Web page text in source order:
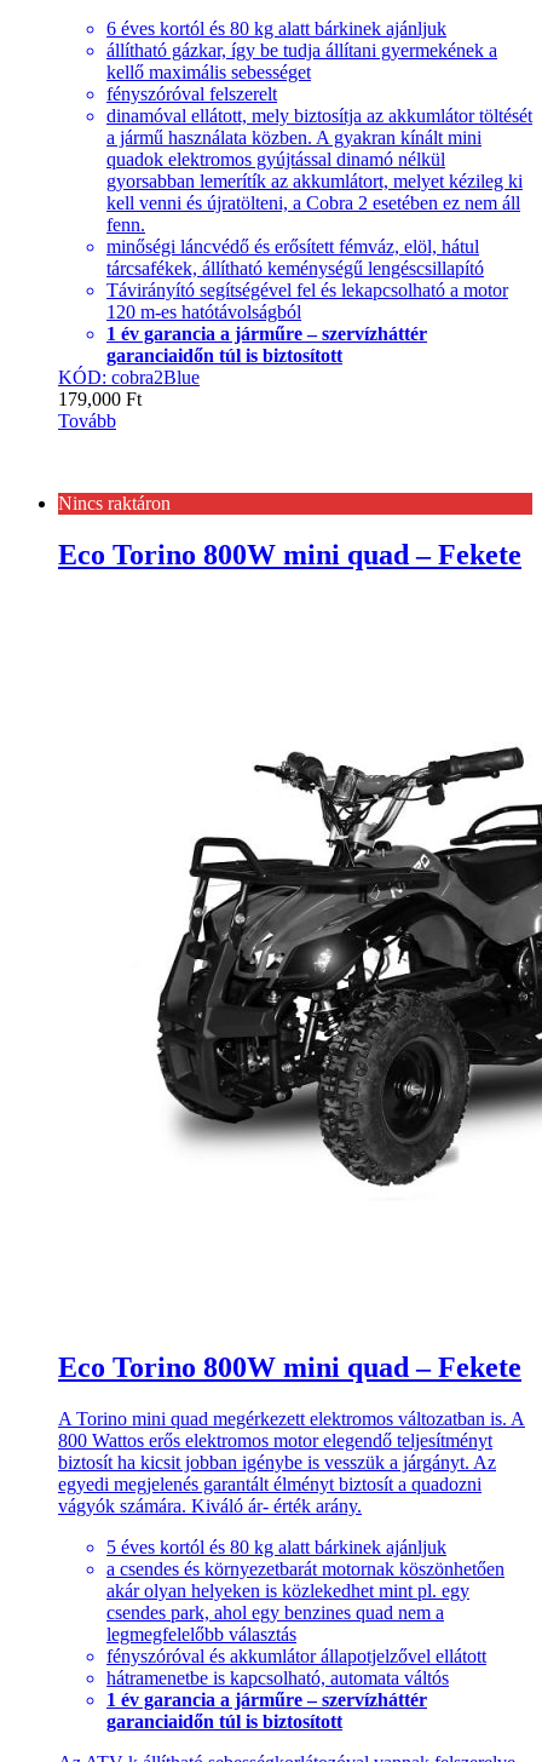
6 éves kortól és 80 kg alatt bárkinek ajánljuk
állítható gázkar, így be tudja állítani gyermekének a
kellő maximális sebességet
fényszóróval felszerelt
dinamóval ellátott, mely biztosítja az akkumlátor töltését
a jármű használata közben. A gyakran kínált mini
quadok elektromos gyújtással dinamó nélkül
gyorsabban lemerítík az akkumlátort, melyet kézileg ki
kell venni és újratölteni, a Cobra 2 esetében ez nem áll
fenn.
minőségi láncvédő és erősített fémváz, elöl, hátul
tárcsafékek, állítható keménységű lengéscsillapító
Távirányító segítségével fel és lekapcsolható a motor
120 m-es hatótávolságból
1 év garancia a járműre – szervízháttér
garanciaidőn túl is biztosított
KÓD: cobra2Blue
179,000 Ft
Tovább
Nincs raktáron
Eco Torino 800W mini quad – Fekete
Eco Torino 800W mini quad – Fekete
A Torino mini quad megérkezett elektromos változatban is. A
800 Wattos erős elektromos motor elegendő teljesítményt
biztosít ha kicsit jobban igénybe is vesszük a járgányt. Az
egyedi megjelenés garantált élményt biztosít a quadozni
vágyók számára. Kiváló ár- érték arány.
5 éves kortól és 80 kg alatt bárkinek ajánljuk
a csendes és környezetbarát motornak köszönhetően
akár olyan helyeken is közlekedhet mint pl. egy
csendes park, ahol egy benzines quad nem a
legmegfelelőbb választás
fényszóróval és akkumlátor állapotjelzővel ellátott
hátramenetbe is kapcsolható, automata váltós
1 év garancia a járműre – szervízháttér
garanciaidőn túl is biztosított